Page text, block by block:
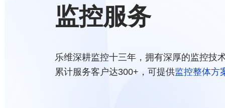
监控服务
乐维深耕监控十三年，拥有深厚的监控技
累计服务客户达300+，可提供监控整体方